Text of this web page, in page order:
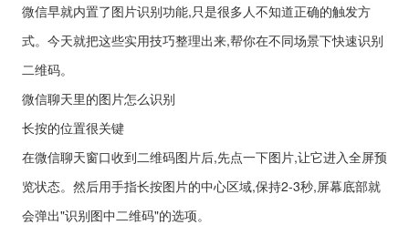
微信早就内置了图片识别功能,只是很多人不知道正确的触发方
式。今天就把这些实用技巧整理出来,帮你在不同场景下快速识别
二维码。
微信聊天里的图片怎么识别
长按的位置很关键
在微信聊天窗口收到二维码图片后,先点一下图片,让它进入全屏预
览状态。然后用手指长按图片的中心区域,保持2-3秒,屏幕底部就
会弹出"识别图中二维码"的选项。